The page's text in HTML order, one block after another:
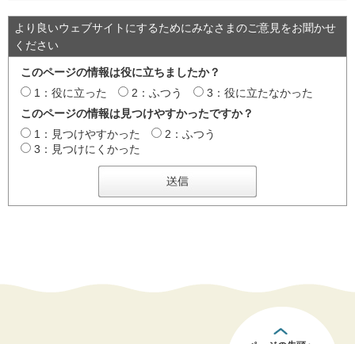
より良いウェブサイトにするためにみなさまのご意見をお聞かせ
ください
このページの情報は役に立ちましたか？
1：役に立った
2：ふつう
3：役に立たなかった
このページの情報は見つけやすかったですか？
1：見つけやすかった
2：ふつう
3：見つけにくかった